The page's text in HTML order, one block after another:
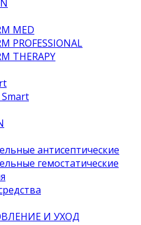
MED
PROFESSIONAL
THERAPY
антисептические
гемостатические
И УХОД